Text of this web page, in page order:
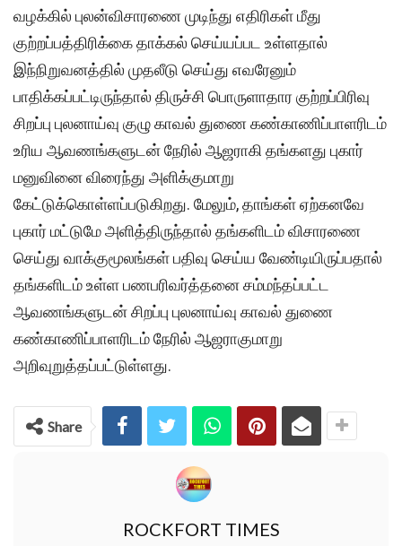
வழக்கில் புலன்விசாரணை முடிந்து எதிரிகள் மீது
குற்றப்பத்திரிக்கை தாக்கல் செய்யப்பட உள்ளதால்
இந்நிறுவனத்தில் முதலீடு செய்து எவரேனும்
பாதிக்கப்பட்டிருந்தால் திருச்சி பொருளாதார குற்றப்பிரிவு
சிறப்பு புலனாய்வு குழு காவல் துணை கண்காணிப்பாளரிடம்
உரிய ஆவணங்களுடன் நேரில் ஆஜராகி தங்களது புகார்
மனுவினை விரைந்து அளிக்குமாறு
கேட்டுக்கொள்ளப்படுகிறது. மேலும், தாங்கள் ஏற்கனவே
புகார் மட்டுமே அளித்திருந்தால் தங்களிடம் விசாரணை
செய்து வாக்குமூலங்கள் பதிவு செய்ய வேண்டியிருப்பதால்
தங்களிடம் உள்ள பணபரிவர்த்தனை சம்மந்தப்பட்ட
ஆவணங்களுடன் சிறப்பு புலனாய்வு காவல் துணை
கண்காணிப்பாளரிடம் நேரில் ஆஜராகுமாறு
அறிவுறுத்தப்பட்டுள்ளது.
Share
ROCKFORT TIMES